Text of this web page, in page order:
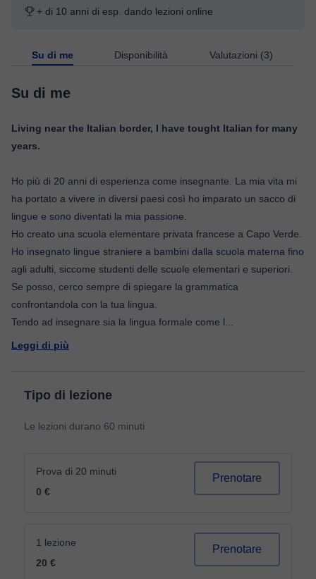
+ di 10 anni di esp. dando lezioni online
Su di me Disponibilità Valutazioni (3)
Su di me
Living near the Italian border, I have tought Italian for many
years.
Ho più di 20 anni di esperienza come insegnante. La mia vita mi
ha portato a vivere in diversi paesi così ho imparato un sacco di
lingue e sono diventati la mia passione.
Ho creato una scuola elementare privata francese a Capo Verde.
Ho insegnato lingue straniere a bambini dalla scuola materna fino
agli adulti, siccome studenti delle scuole elementari e superiori.
Se posso, cerco sempre di spiegare la grammatica
confrontandola con la tua lingua.
Tendo ad insegnare sia la lingua formale come l
Leggi di più
Tipo di lezione
Le lezioni durano 60 minuti
Prova di 20 minuti
0 €
Prenotare
1 lezione
20 €
Prenotare